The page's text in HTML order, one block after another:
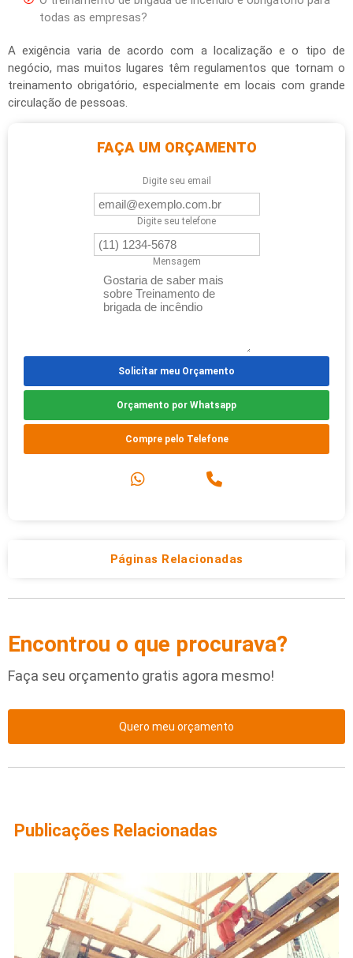
todas as empresas?
A exigência varia de acordo com a localização e o tipo de
negócio, mas muitos lugares têm regulamentos que tornam o
treinamento obrigatório, especialmente em locais com grande
circulação de pessoas.
FAÇA UM ORÇAMENTO
Digite seu email
Digite seu telefone
Mensagem
Solicitar meu Orçamento
Orçamento por Whatsapp
Compre pelo Telefone
Páginas Relacionadas
Encontrou o que procurava?
Faça seu orçamento gratis agora mesmo!
Quero meu orçamento
Publicações Relacionadas